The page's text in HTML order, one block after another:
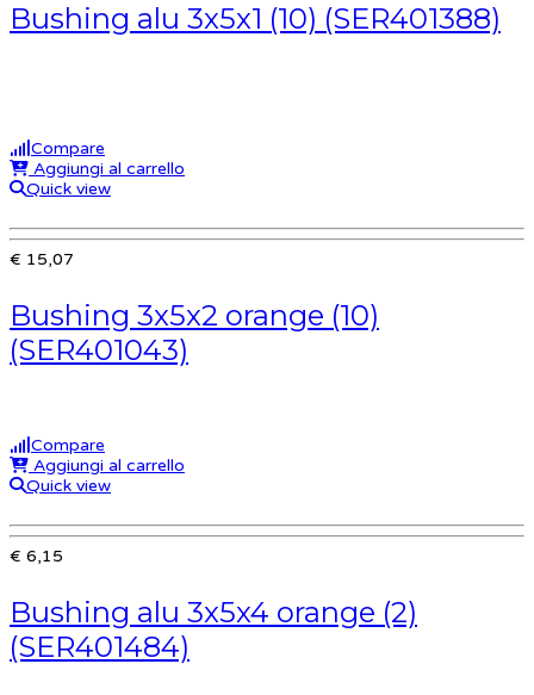
Bushing alu 3x5x1 (10) (SER401388)
Compare
Aggiungi al carrello
Quick view
€ 15,07
Bushing 3x5x2 orange (10)
(SER401043)
Compare
Aggiungi al carrello
Quick view
€ 6,15
Bushing alu 3x5x4 orange (2)
(SER401484)